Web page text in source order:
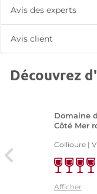
Avis des experts
Avis client
Découvrez
Domaine
Côté Mer
Collioure |
Afficher